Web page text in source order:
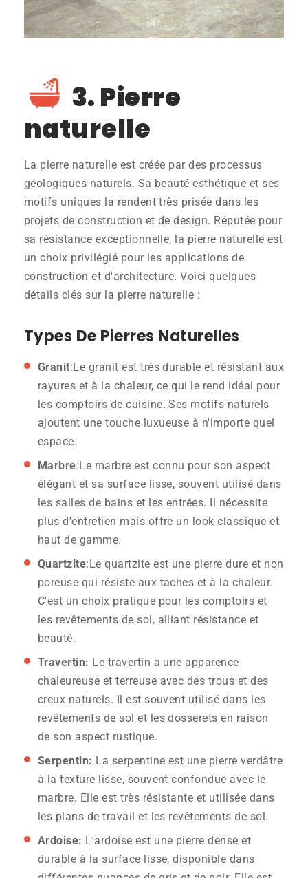
3. Pierre
naturelle
La pierre naturelle est créée par des processus
géologiques naturels. Sa beauté esthétique et ses
motifs uniques la rendent très prisée dans les
projets de construction et de design. Réputée pour
sa résistance exceptionnelle, la pierre naturelle est
un choix privilégié pour les applications de
construction et d'architecture. Voici quelques
détails clés sur la pierre naturelle :
Types De Pierres Naturelles
Granit:Le granit est très durable et résistant aux
rayures et à la chaleur, ce qui le rend idéal pour
les comptoirs de cuisine. Ses motifs naturels
ajoutent une touche luxueuse à n'importe quel
espace.
Marbre:Le marbre est connu pour son aspect
élégant et sa surface lisse, souvent utilisé dans
les salles de bains et les entrées. Il nécessite
plus d'entretien mais offre un look classique et
haut de gamme.
Quartzite:Le quartzite est une pierre dure et non
poreuse qui résiste aux taches et à la chaleur.
C'est un choix pratique pour les comptoirs et
les revêtements de sol, alliant résistance et
beauté.
Travertin: Le travertin a une apparence
chaleureuse et terreuse avec des trous et des
creux naturels. Il est souvent utilisé dans les
revêtements de sol et les dosserets en raison
de son aspect rustique.
Serpentin: La serpentine est une pierre verdâtre
à la texture lisse, souvent confondue avec le
marbre. Elle est très résistante et utilisée dans
les plans de travail et les revêtements de sol.
Ardoise: L'ardoise est une pierre dense et
durable à la surface lisse, disponible dans